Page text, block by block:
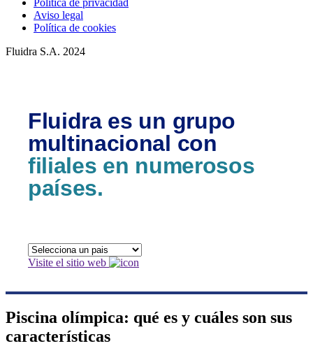
Aviso legal
Política de cookies
Fluidra S.A. 2024
Fluidra es un grupo
multinacional con
filiales en numerosos
países.
Visite el sitio web
Piscina olímpica: qué es y cuáles son sus
características